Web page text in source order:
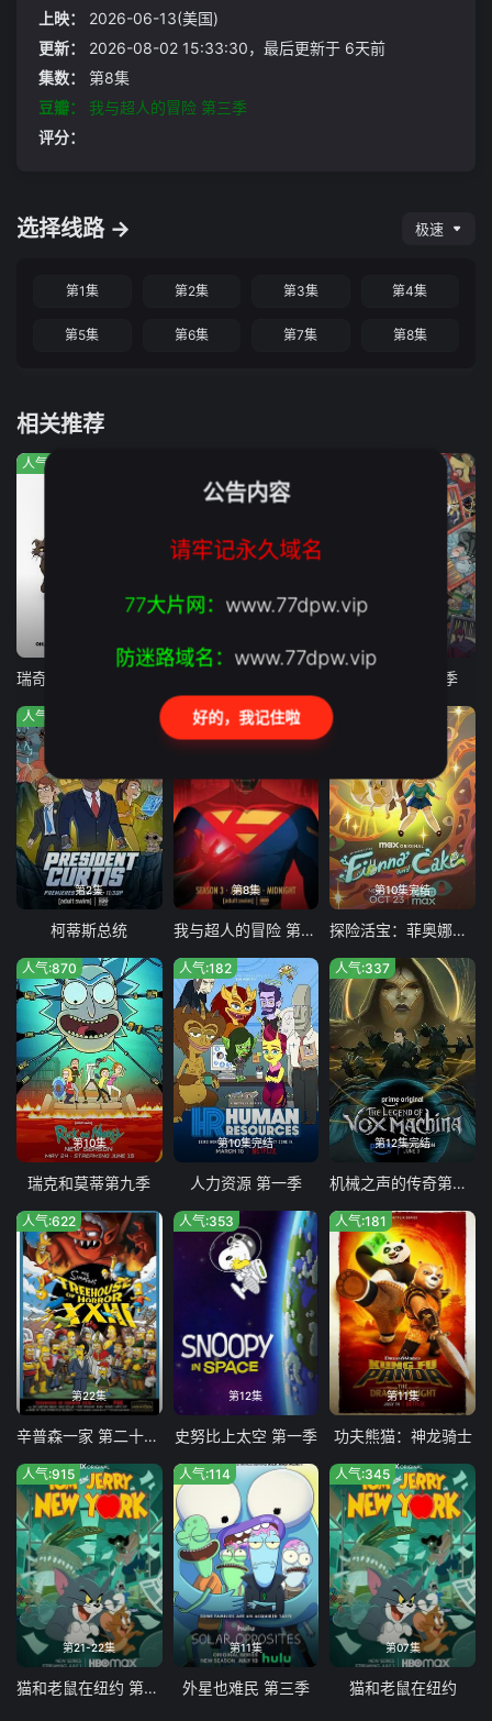
上映：
2026-06-13(美国)
更新：
2026-08-02 15:33:30，最后更新于 6天前
集数：
第8集
豆瓣：
我与超人的冒险 第三季
评分：
选择线路 → 极速
第1集 第2集 第3集 第4集
第5集 第6集 第7集 第8集
相关推荐
人气:630
X战警97 第二季
第2集
人气:548
柯蒂斯总统
第8集
人气:114
我与超人的冒险 第三季
第10集完结
探险活宝：菲奥娜与蛋糕 第二季
第10集
人气:870
瑞克和莫蒂第九季
第10集完结
人气:182
人力资源 第一季
第12集完结
人气:337
机械之声的传奇第四季
第22集
人气:622
辛普森一家 第二十四季
第12集
人气:353
史努比上太空 第一季
第11集
人气:181
功夫熊猫：神龙骑士
第21-22集
人气:915
猫和老鼠在纽约 第二季
第11集
人气:114
外星也难民 第三季
第07集
人气:345
猫和老鼠在纽约
公告内容
请牢记永久域名
77大片网： www.77dpw.vip
防迷路域名： www.77dpw.vip
好的，我记住啦